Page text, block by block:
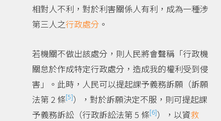
相對人不利，對於利害關係人有利，成為一種涉
第三人之行政處分 。
若機關不做出該處分，則人民將會聲稱「行政機
關怠於作成特定行政處分，造成我的權利受到侵
害」。此時，人民可以提起課予義務訴願（訴願
法第 2 條[5]），對於訴願決定不服，則可提起課
予義務訴訟（行政訴訟法第 5 條[6]），以資救